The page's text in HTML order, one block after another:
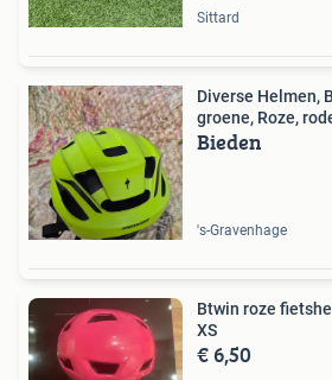
Sittard
Diverse Helmen,
groene, Roze,
Bieden
's-Gravenhage
Btwin roze
XS
€ 6,50